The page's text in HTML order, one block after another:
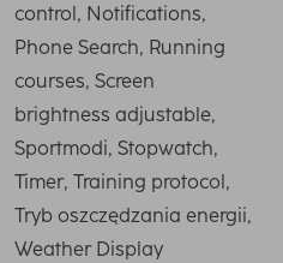
control, Notifications,
Phone Search, Running
courses, Screen
brightness adjustable,
Sportmodi, Stopwatch,
Timer, Training protocol,
Tryb oszczędzania energii,
Weather Display